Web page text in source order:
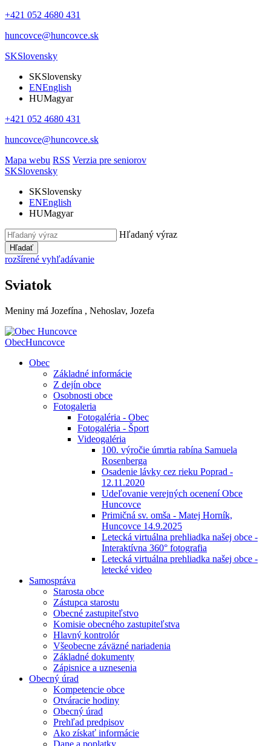
+421 052 4680 431
huncovce@huncovce.sk
SKSlovensky
SKSlovensky
ENEnglish
HUMagyar
+421 052 4680 431
huncovce@huncovce.sk
Mapa webu RSS Verzia pre seniorov
SKSlovensky
SKSlovensky
ENEnglish
HUMagyar
Hľadaný výraz
Hľadať
rozšírené vyhľadávanie
Sviatok
Meniny má Jozefína , Nehoslav, Jozefa
ObecHuncovce
Obec
Základné informácie
Z dejín obce
Osobnosti obce
Fotogaleria
Fotogaléria - Obec
Fotogaléria - Šport
Videogaléria
100. výročie úmrtia rabína Samuela
Rosenberga
Osadenie lávky cez rieku Poprad -
12.11.2020
Udeľovanie verejných ocenení Obce
Huncovce
Primičná sv. omša - Matej Horník,
Huncovce 14.9.2025
Letecká virtuálna prehliadka našej obce -
Interaktívna 360° fotografia
Letecká virtuálna prehliadka našej obce -
letecké video
Samospráva
Starosta obce
Zástupca starostu
Obecné zastupiteľstvo
Komisie obecného zastupiteľstva
Hlavný kontrolór
Všeobecne záväzné nariadenia
Základné dokumenty
Zápisnice a uznesenia
Obecný úrad
Kompetencie obce
Otváracie hodiny
Obecný úrad
Prehľad predpisov
Ako získať informácie
Dane a poplatky